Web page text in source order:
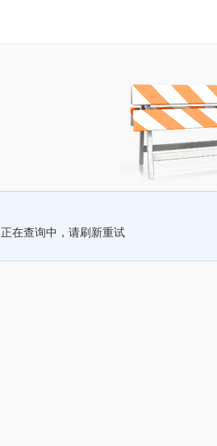
正在查询中，请刷新重试